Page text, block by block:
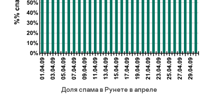
Доля спама в Рунете в апреле